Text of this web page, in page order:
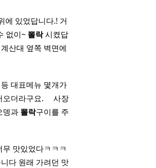
에 있었답니다.! 거
없이~ 뽈락시켰답
산대 옆쪽 벽면에
대표메뉴 몇개가
더라구요. ​ ​ ​ ​ 사장
뎅과 뽈락구이를 주
맛있었다ㅋㅋㅋ
다 원래 가려던 맛